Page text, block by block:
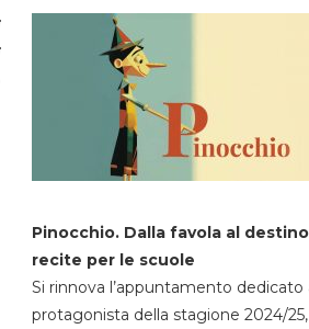
Pinocchio. Dalla favola al
recite per le scuole
Si rinnova l’appuntamento
protagonista della stagione 2024/